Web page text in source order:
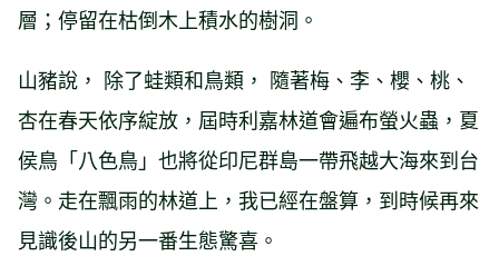
層；停留在枯倒木上積水的樹洞。
山豬說， 除了蛙類和鳥類， 隨著梅、李、櫻、桃、
杏在春天依序綻放，屆時利嘉林道會遍布螢火蟲，夏
侯鳥「八色鳥」也將從印尼群島一帶飛越大海來到台
灣。走在飄雨的林道上，我已經在盤算，到時候再來
見識後山的另一番生態驚喜。